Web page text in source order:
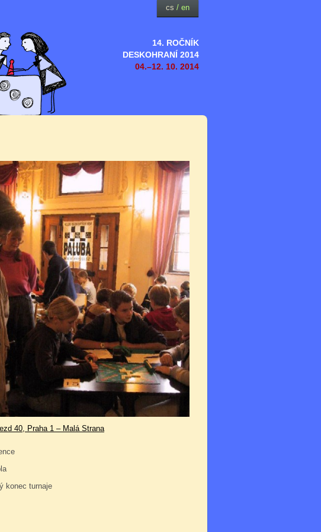
14. ROČNÍK
DESKOHRANÍ 2014
04.–12. 10. 2014
cs / en
40, Praha 1 – Malá Strana
konec turnaje